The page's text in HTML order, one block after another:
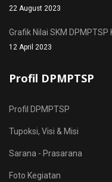
22 August 2023
Grafik Nilai SKM
12 April 2023
Profil DPMPTSP
Profil DPMPTSP
Tupoksi, Visi & Misi
Sarana - Prasarana
Foto Kegiatan